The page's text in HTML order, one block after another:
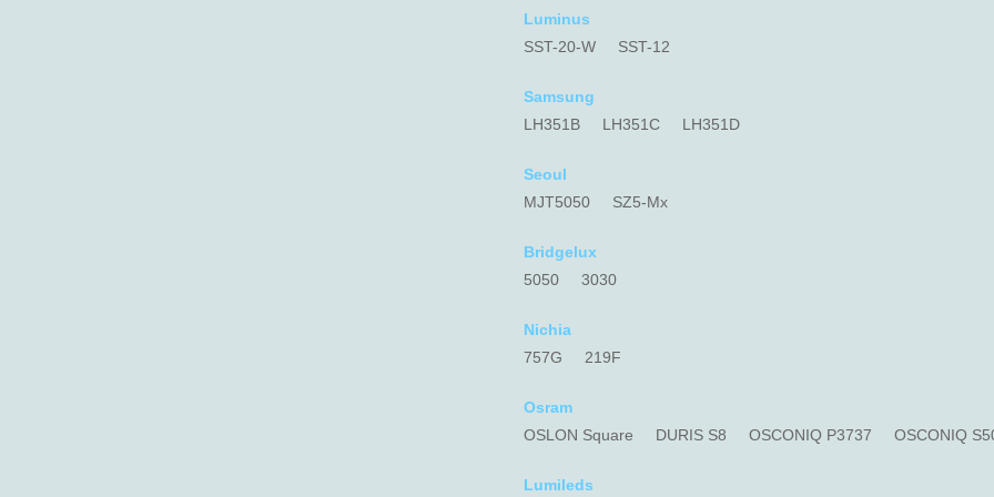
Luminus
SST-20-W
SST-12
Samsung
LH351B
LH351C LH351D
Seoul
MJT5050
SZ5-Mx
Bridgelux
5050
3030
Nichia
757G
219F
Osram
OSLON Square
DURIS S8 OSCONIQ P3737 OSCONIQ
Lumileds